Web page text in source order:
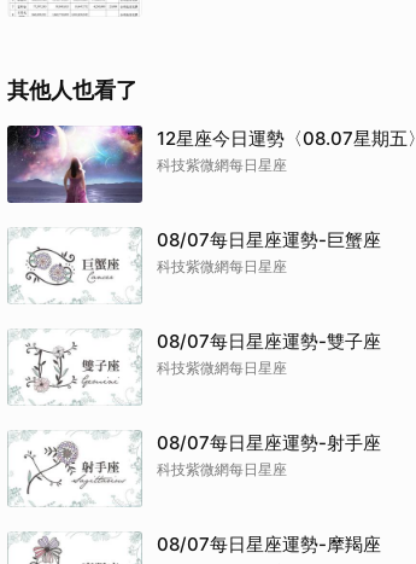
其他人也看了
12星座今日運勢〈08.07星期五〉
科技紫微網每日星座
08/07每日星座運勢-巨蟹座
科技紫微網每日星座
08/07每日星座運勢-雙子座
科技紫微網每日星座
08/07每日星座運勢-射手座
科技紫微網每日星座
08/07每日星座運勢-摩羯座